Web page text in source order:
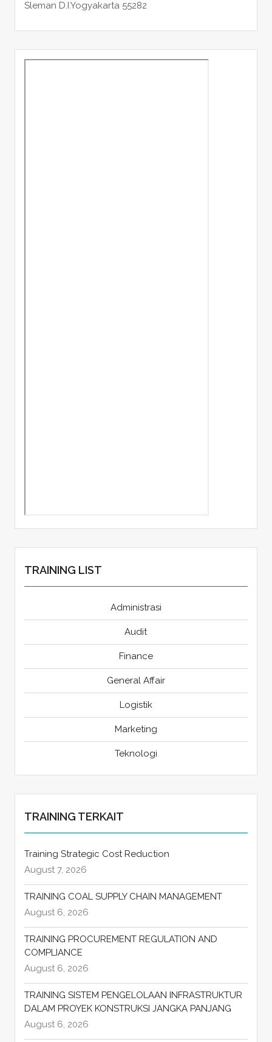
Sleman D.I.Yogyakarta 55282
TRAINING LIST
Administrasi
Audit
Finance
General Affair
Logistik
Marketing
Teknologi
TRAINING TERKAIT
Training Strategic Cost Reduction
August 7, 2026
TRAINING COAL SUPPLY CHAIN MANAGEMENT
August 6, 2026
TRAINING PROCUREMENT REGULATION AND
COMPLIANCE
August 6, 2026
TRAINING SISTEM PENGELOLAAN INFRASTRUKTUR
DALAM PROYEK KONSTRUKSI JANGKA PANJANG
August 6, 2026